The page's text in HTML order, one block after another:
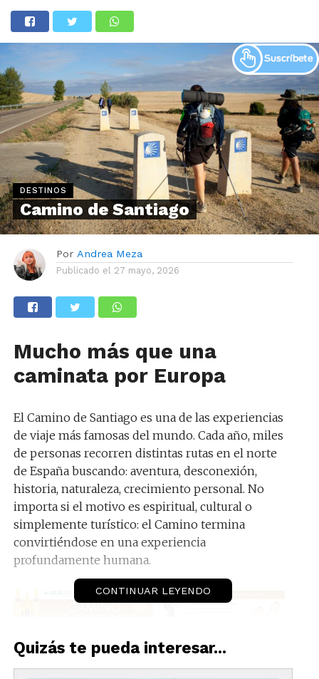
DESTINOS
Camino de Santiago
Por Andrea Meza
Publicado el 27 mayo, 2026
Mucho más que una
caminata por Europa
El Camino de Santiago es una de las experiencias
de viaje más famosas del mundo. Cada año, miles
de personas recorren distintas rutas en el norte
de España buscando: aventura, desconexión,
historia, naturaleza, crecimiento personal. No
importa si el motivo es espiritual, cultural o
simplemente turístico: el Camino termina
convirtiéndose en una experiencia
profundamente humana.
CONTINUAR LEYENDO
Quizás te pueda interesar...